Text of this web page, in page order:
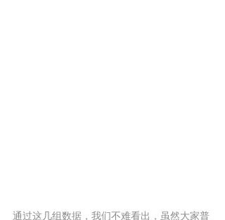
通过这几组数据，我们不难看出，虽然大家普